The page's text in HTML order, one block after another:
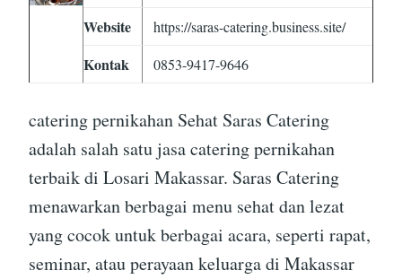
Website
https://saras-catering.business.site/
Kontak 0853-9417-9646
catering pernikahan Sehat Saras Catering
adalah salah satu jasa catering pernikahan
terbaik di Losari Makassar. Saras Catering
menawarkan berbagai menu sehat dan lezat
yang cocok untuk berbagai acara, seperti rapat,
seminar, atau perayaan keluarga di Makassar